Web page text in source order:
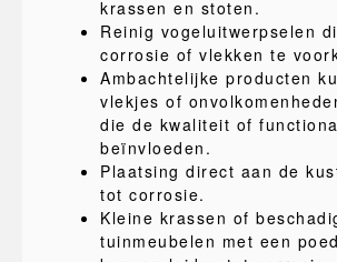
krassen en stoten.
Reinig vogeluitwerpselen
corrosie of vlekken te
Ambachtelijke producten
vlekjes of
die de kwaliteit of
beïnvloeden.
Plaatsing direct aan de
tot corrosie.
Kleine krassen of
tuinmeubelen met een